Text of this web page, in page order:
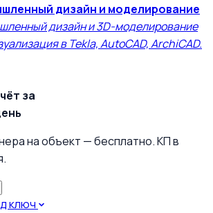
дизайн и моделирование
дизайн и 3D-моделирование
в Tekla, AutoCAD, ArchiCAD.
за
на объект — бесплатно. КП в
ключ